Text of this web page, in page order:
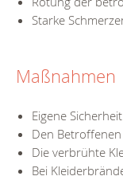
Starke
Maßnahmen
Eigene
Den
Die verbrühte
Bei